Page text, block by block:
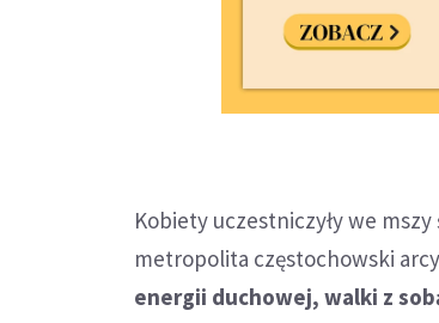
Kobiety uczestniczyły we
metropolita częstochowski
energii duchowej, walki z